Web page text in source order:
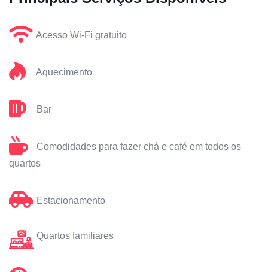
Acesso Wi-Fi gratuito
Aquecimento
Bar
Comodidades para fazer chá e café em todos os
quartos
Estacionamento
Quartos familiares